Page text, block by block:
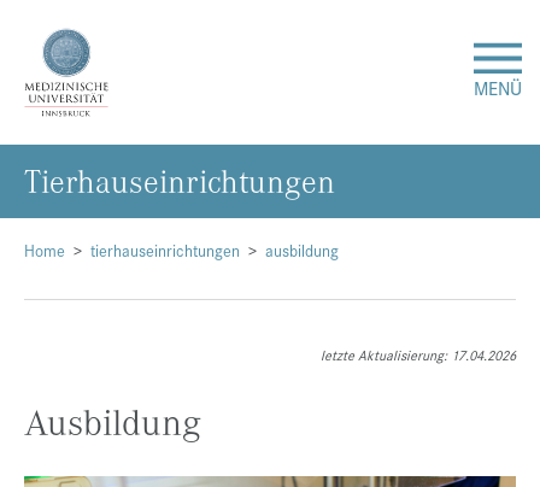
MENÜ
Forschung
Studium & Lehre
Internationales
Home tierhauseinrichtungen ausbildung
letzte Aktualisierung: 17.04.2026
Ausbildung
Tier­haus­ein­rich­tun­gen